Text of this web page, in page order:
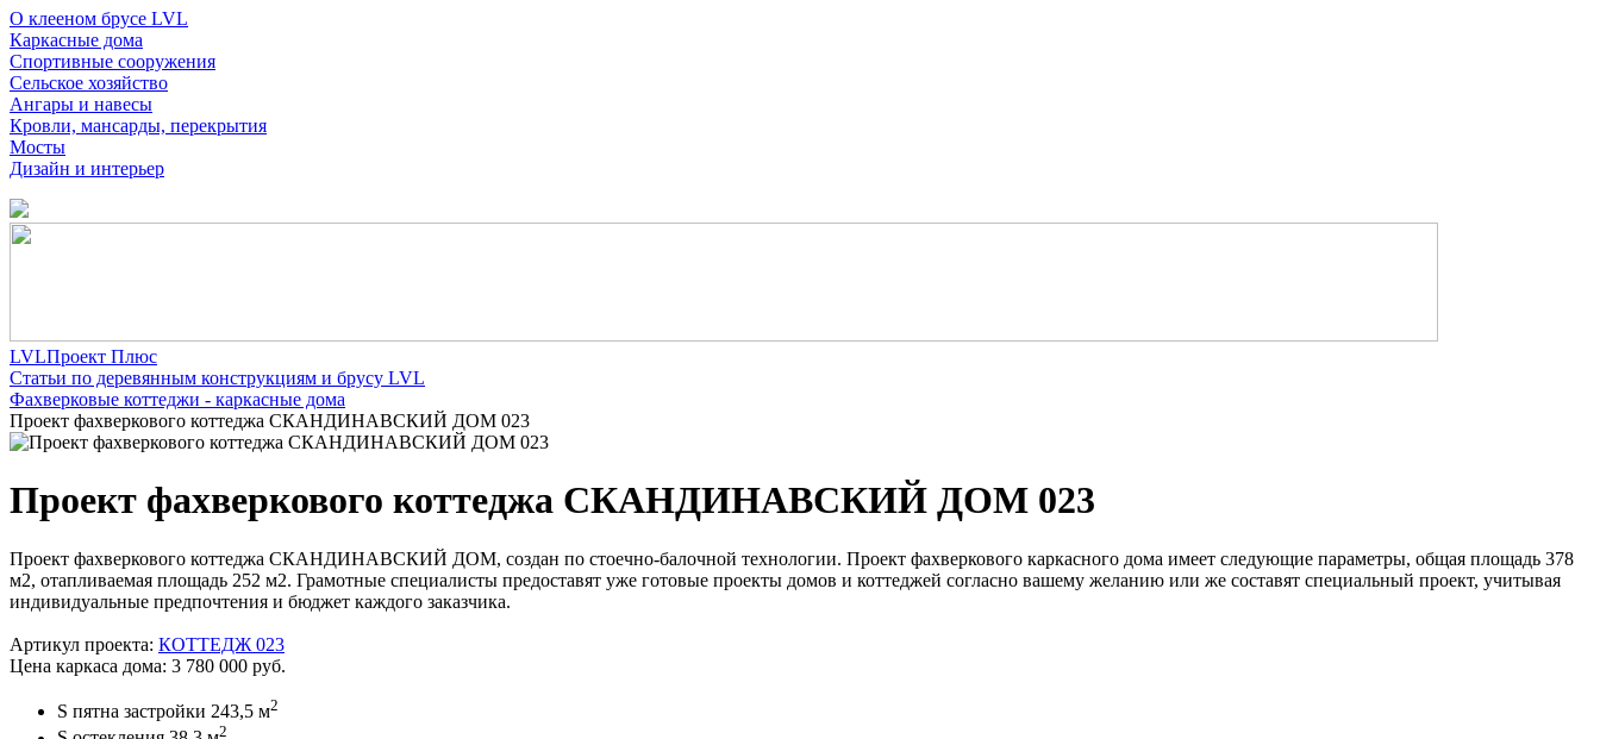
О клееном брусе LVL
Каркасные дома
Спортивные сооружения
Сельское хозяйство
Ангары и навесы
Кровли, мансарды, перекрытия
Мосты
Дизайн и интерьер
LVLПроект Плюс
Статьи по деревянным конструкциям и брусу LVL
Фахверковые коттеджи - каркасные дома
Проект фахверкового коттеджа СКАНДИНАВСКИЙ ДОМ 023
Проект фахверкового коттеджа СКАНДИНАВСКИЙ ДОМ 023
Проект фахверкового коттеджа СКАНДИНАВСКИЙ ДОМ, создан по стоечно-балочной технологии. Проект фахверкового каркасного дома имеет следующие параметры, общая площадь 378
м2, отапливаемая площадь 252 м2. Грамотные специалисты предоставят уже готовые проекты домов и коттеджей согласно вашему желанию или же составят специальный проект, учитывая
индивидуальные предпочтения и бюджет каждого заказчика.
Артикул проекта: КОТТЕДЖ 023
Цена каркаса дома: 3 780 000 руб.
S пятна застройки 243,5 м2
2